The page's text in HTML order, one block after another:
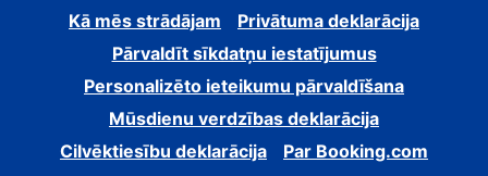
Kā mēs strādājam
Privātuma deklarācija
Pārvaldīt sīkdatņu iestatījumus
Personalizēto ieteikumu pārvaldīšana
Mūsdienu verdzības deklarācija
Cilvēktiesību deklarācija
Par Booking.com